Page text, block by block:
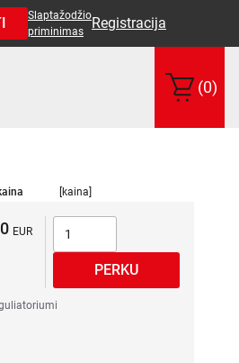
Slaptažodžio
priminimas
Registracija
(0)
[kaina]